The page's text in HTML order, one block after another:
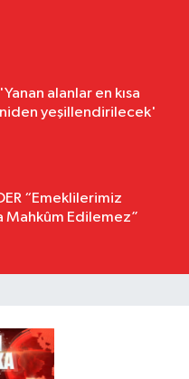
alanlar en kısa
yeşillendirilecek'
“Emeklilerimiz
Mahkûm Edilemez”